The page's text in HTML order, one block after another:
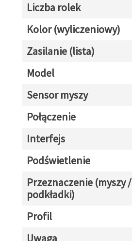
Liczba rolek
Kolor (wyliczeniowy)
Zasilanie (lista)
Model
Sensor myszy
Połączenie
Interfejs
Podświetlenie
Przeznaczenie (myszy /
podkładki)
Profil
Uwaga